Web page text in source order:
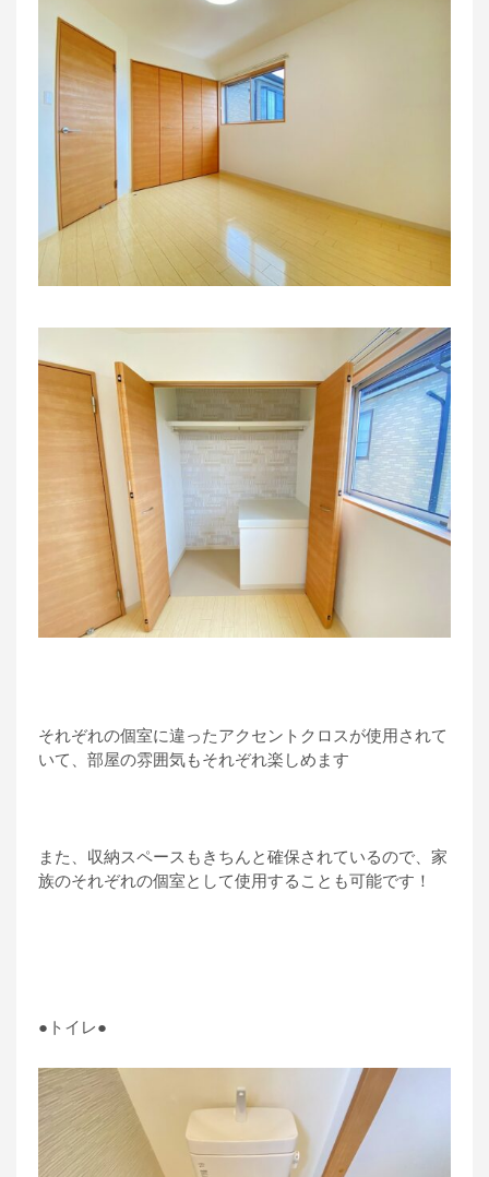
それぞれの個室に違ったアクセントクロスが使用されて
いて、部屋の雰囲気もそれぞれ楽しめます
また、収納スペースもきちんと確保されているので、家
族のそれぞれの個室として使用することも可能です！
●トイレ●